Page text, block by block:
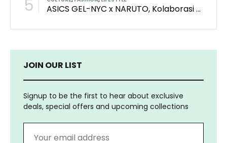
5 ASICS GEL-NYC x NARUTO, Kolaborasi Yang Bikin Wibu Seneng!
JOIN OUR LIST
Signup to be the first to hear about exclusive
deals, special offers and upcoming collections